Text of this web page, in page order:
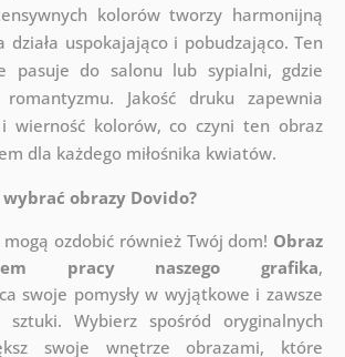
kolorów tworzy harmonijną
uspokajająco i pobudzająco. Ten
pasuje do salonu lub sypialni, gdzie
Jakość druku zapewnia
i wierność kolorów, co czyni ten obraz
dla każdego miłośnika kwiatów.
obrazy Dovido?
ozdobić również Twój dom! Obraz
pracy naszego grafika,
swoje pomysły w wyjątkowe i zawsze
sztuki. Wybierz spośród oryginalnych
swoje wnętrze obrazami, które